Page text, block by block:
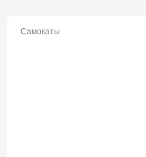
Самокаты